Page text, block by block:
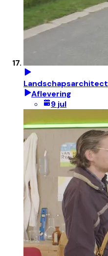
Landschapsarchitect
Aflevering
9 jul